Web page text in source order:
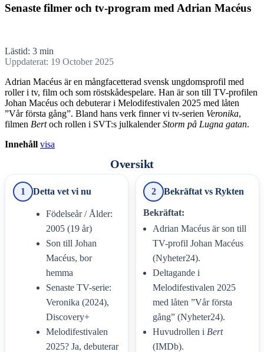
Senaste filmer och tv-program med Adrian Macéus
Lästid: 3 min
Uppdaterat: 19 October 2025
Adrian Macéus är en mångfacetterad svensk ungdomsprofil med
roller i tv, film och som röstskådespelare. Han är son till TV-profilen
Johan Macéus och debuterar i Melodifestivalen 2025 med låten
”Vår första gång”. Bland hans verk finner vi tv-serien Veronika,
filmen Bertoch rollen i SVT:s julkalenderStorm på Lugna gatan.
Innehåll visa
Oversikt
1 Detta vet vi nu
Födelseår / Ålder:
2005 (19 år)
Son till Johan
Macéus, bor
hemma
Senaste TV-serie:
Veronika (2024),
Discovery+
Melodifestivalen
2025? Ja, debuterar
2 Bekräftat vs Rykten
Bekräftat:
Adrian Macéus är son till
TV-profil Johan Macéus
(Nyheter24).
Deltagande i
Melodifestivalen 2025
med låten ”Vår första
gång” (Nyheter24).
Huvudrollen i Bert
(IMDb).